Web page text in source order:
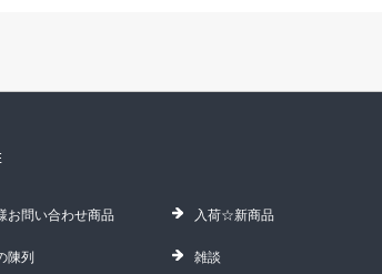
お問い合わせ商品
陳列
入荷☆新商品
雑談